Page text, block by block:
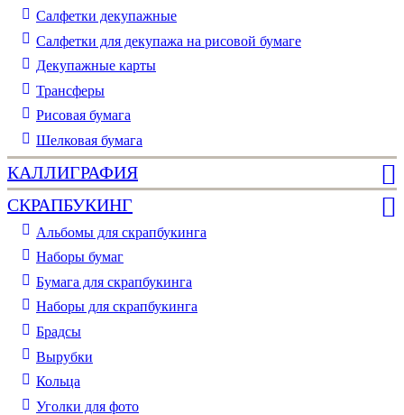
Cалфетки декупажные
Салфетки для декупажа на рисовой бумаге
Декупажные карты
Трансферы
Рисовая бумага
Шелковая бумага
КАЛЛИГРАФИЯ
СКРАПБУКИНГ
Альбомы для скрапбукинга
Наборы бумаг
Бумага для скрапбукинга
Наборы для скрапбукинга
Брадсы
Вырубки
Кольца
Уголки для фото